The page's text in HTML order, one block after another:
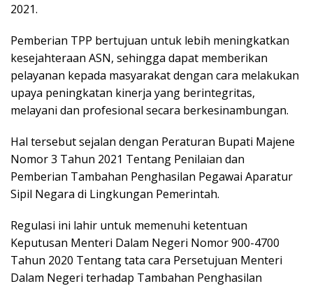
2021.
Pemberian TPP bertujuan untuk lebih meningkatkan
kesejahteraan ASN, sehingga dapat memberikan
pelayanan kepada masyarakat dengan cara melakukan
upaya peningkatan kinerja yang berintegritas,
melayani dan profesional secara berkesinambungan.
Hal tersebut sejalan dengan Peraturan Bupati Majene
Nomor 3 Tahun 2021 Tentang Penilaian dan
Pemberian Tambahan Penghasilan Pegawai Aparatur
Sipil Negara di Lingkungan Pemerintah.
Regulasi ini lahir untuk memenuhi ketentuan
Keputusan Menteri Dalam Negeri Nomor 900-4700
Tahun 2020 Tentang tata cara Persetujuan Menteri
Dalam Negeri terhadap Tambahan Penghasilan